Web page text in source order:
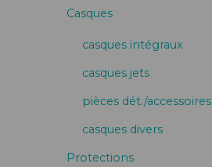
Casques
casques intégraux
casques jets
pièces dét./accessoires
casques divers
Protections